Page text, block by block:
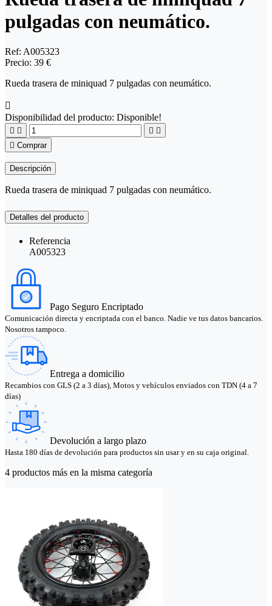
pulgadas con neumático.
Ref: A005323
Precio: 39 €
Rueda trasera de miniquad 7 pulgadas con neumático.

Disponibilidad del producto: Disponible!
   
 Comprar
Descripción
Rueda trasera de miniquad 7 pulgadas con neumático.
Detalles del producto
Referencia
A005323
Pago Seguro Encriptado
Comunicación directa y encriptada con el banco. Nadie ve tus datos bancarios.
Nosotros tampoco.
Entrega a domicilio
Recambios con GLS (2 a 3 días), Motos y vehículos enviados con TDN (4 a 7
días)
Devolución a largo plazo
Hasta 180 días de devolución para productos sin usar y en su caja original.
4 productos más en la misma categoría